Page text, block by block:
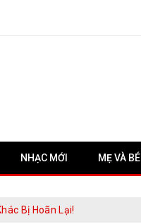
NHẠC MỚI MẸ VÀ BÉ
Bị Hoãn Lại!